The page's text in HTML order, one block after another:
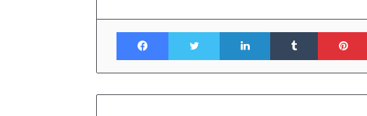
Facebook Twitter Linkedin Tumblr